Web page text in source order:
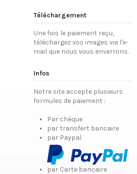
Téléchargement
Une fois le paiement reçu,
téléchargez vos images via l'e-
mail que nous vous enverrons.
Infos
Notre site accepte plusieurs
formules de paiement :
Par chèque
par transfert bancaire
par Paypal
par Carte bancaire